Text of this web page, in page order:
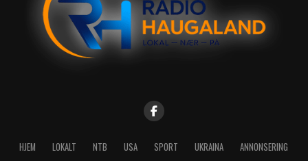
HJEM LOKALT NTB USA SPORT UKRAINA
ANNONSERING